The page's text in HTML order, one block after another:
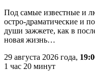
Под самые известные и
остро-драматические и
души зажжете, как в
новая жизнь…
29 августа 2026 года,
1 час 20 минут